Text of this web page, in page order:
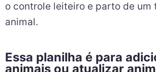
o controle leiteiro e parto de um
animal.
Essa planilha é para
animais ou atualizar